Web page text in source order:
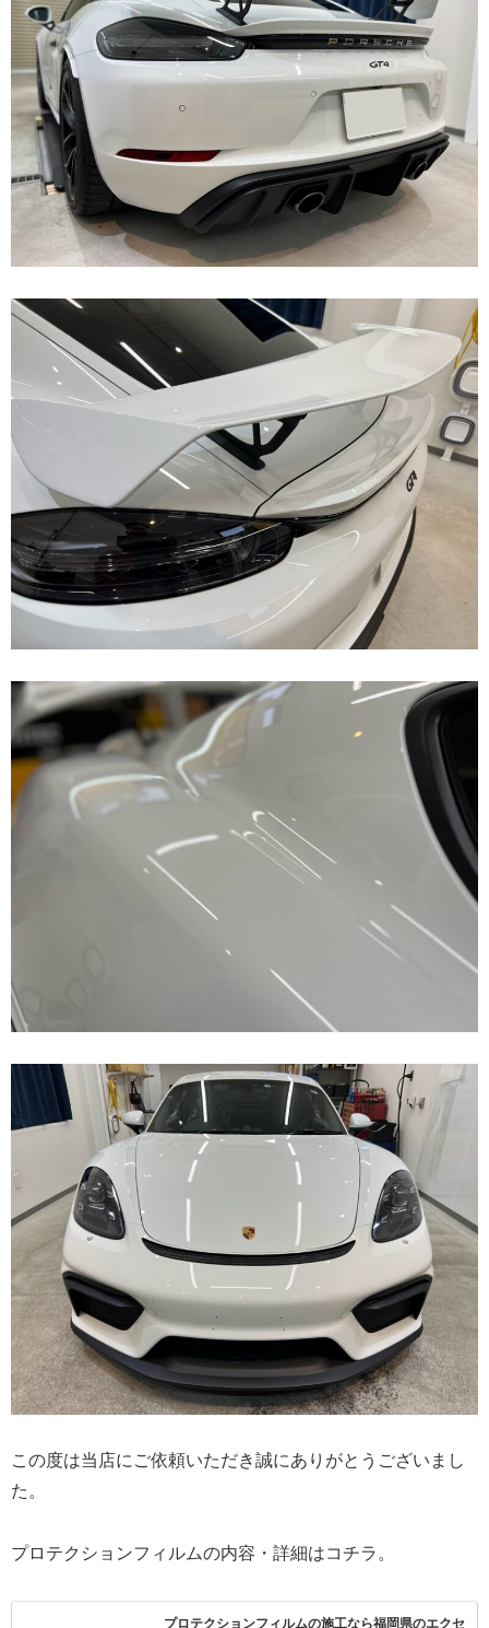
この度は当店にご依頼いただき誠にありがとうございまし
た。
プロテクションフィルムの内容・詳細はコチラ。
プロテクションフィルムの施工なら福岡県のエクセ